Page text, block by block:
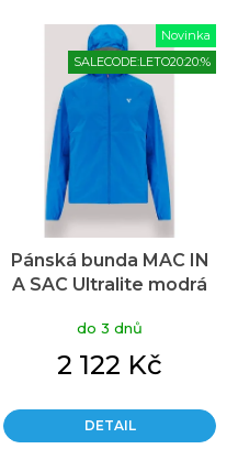
Novinka
SALECODE:LETO20:20:%
Pánská bunda MAC IN
A SAC Ultralite modrá
do 3 dnů
2 122 Kč
DETAIL